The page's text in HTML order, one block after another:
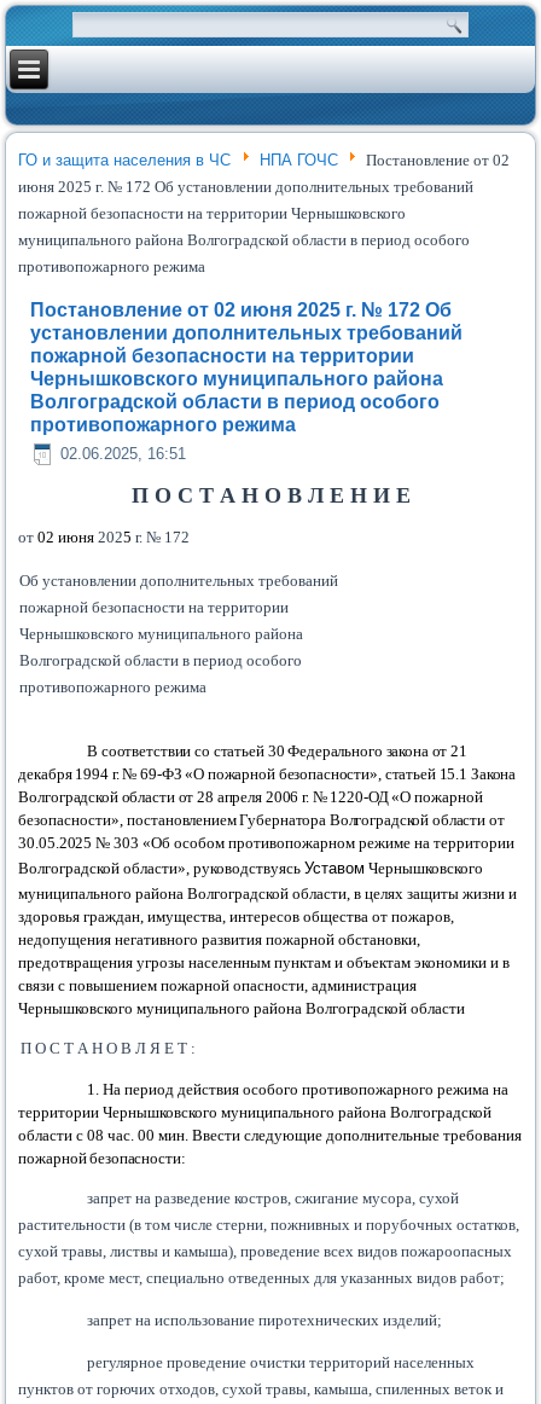
ГО и защита населения в ЧС НПА ГОЧС
Постановление от 02
июня 2025 г. № 172 Об установлении дополнительных требований
пожарной безопасности на территории Чернышковского
муниципального района Волгоградской области в период особого
противопожарного режима
Постановление от 02 июня 2025 г. № 172 Об
установлении дополнительных требований
пожарной безопасности на территории
Чернышковского муниципального района
Волгоградской области в период особого
противопожарного режима
02.06.2025, 16:51
П О С Т А Н О В Л Е Н И Е
от02 июня 2025 г. № 172
Об установлении дополнительных требований
пожарной безопасности на территории
Чернышковскогомуниципального района
Волгоградской области в период особого
противопожарного режима
В соответствии со статьей 30 Федерального закона от 21
декабря 1994 г. № 69-ФЗ «О пожарной безопасности», статьей 15.1 Закона
Волгоградской области от 28 апреля 2006 г. № 1220-ОД «Опожарной
безопасности»,постановлением Губернатора Волгоградской области от
30 .05 .2025 №303 «Об особом противопожарном режиме на территории
Волгоградской области»,руководствуясьУставом Чернышковского
муниципального района Волгоградской области,в целях защиты жизни и
здоровья граждан, имущества, интересов общества от пожаров,
недопущения негативного развития пожарной обстановки,
предотвращения угрозы населенным пунктам и объектам экономики и в
связи с повышением пожарной опасности, администрация
Чернышковского муниципального района Волгоградской области
П О С Т А Н О В Л Я Е Т :
1.На период действия особого противопожарного режима на
территории Чернышковского муниципального района Волгоградской
области с 08 час. 00 мин . Ввести следующие дополнительные требования
пожарной безопасности:
запрет на разведение костров, сжигание мусора, сухой
растительности (в том числе стерни, пожнивных и порубочных остатков,
сухой травы, листвы и камыша), проведение всех видов пожароопасных
работ, кроме мест, специально отведенных для указанных видов работ;
запрет на использование пиротехнических изделий;
регулярное проведение очистки территорий населенных
пунктов от горючих отходов, сухой травы, камыша, спиленных веток и